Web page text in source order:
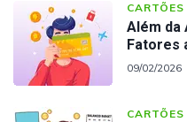
Além da
Fatores
09/02/2026